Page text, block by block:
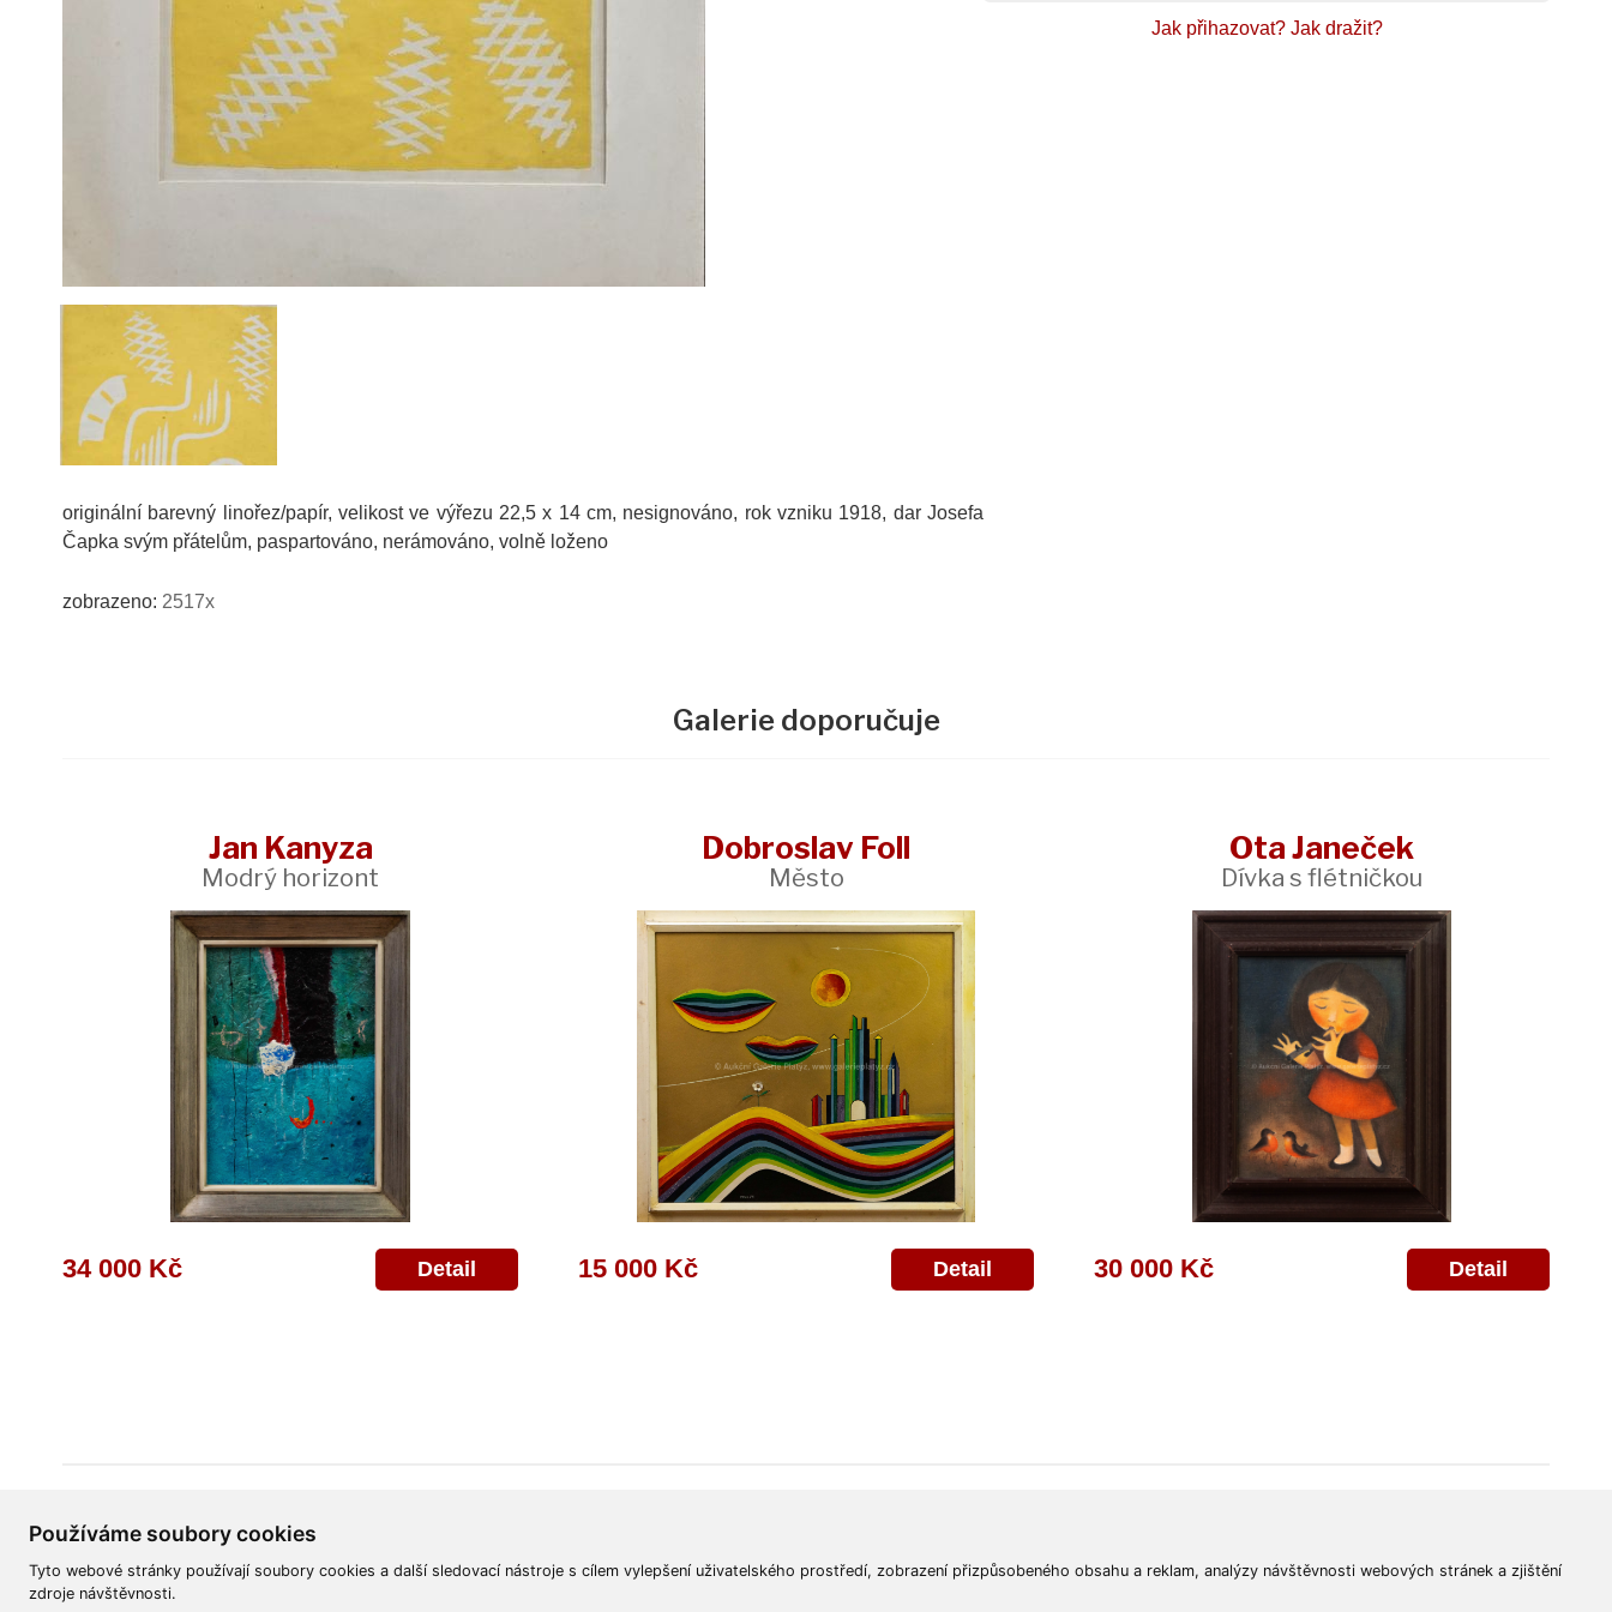
Používáme soubory cookies
Tyto webové stránky používají soubory cookies a další sledovací nástroje s cílem vylepšení uživatelského prostředí, zobrazení přizpůsobeného obsahu a reklam, analýzy návštěvnosti webových stránek a zjištění
zdroje návštěvnosti.
originální barevný linořez/papír, velikost ve výřezu 22,5 x 14 cm, nesignováno, rok vzniku 1918, dar Josefa
Čapka svým přátelům, paspartováno, nerámováno, volně loženo
zobrazeno: 2517x
Jak přihazovat? Jak dražit?
Galerie doporučuje
Jan Kanyza
Modrý horizont
34 000 Kč Detail
Dobroslav Foll
Město
15 000 Kč Detail
Ota Janeček
Dívka s flétničkou
30 000 Kč Detail